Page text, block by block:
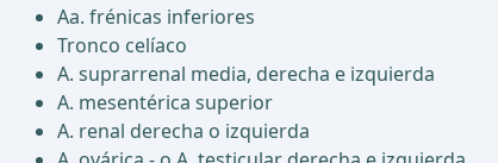
Aa. frénicas inferiores
Tronco celíaco
A. suprarrenal media, derecha e izquierda
A. mesentérica superior
A. renal derecha o izquierda